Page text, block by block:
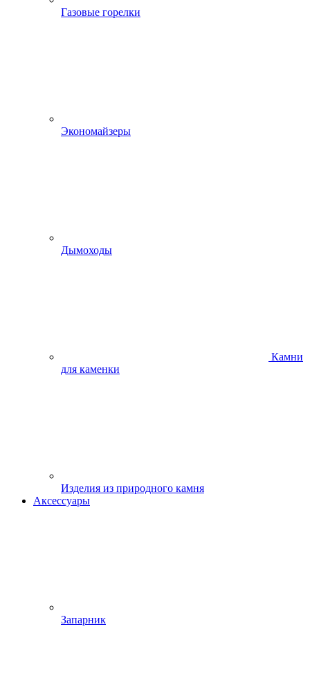
Газовые горелки
Экономайзеры
Дымоходы
Камни
для каменки
Изделия из природного камня
Аксессуары
Запарник